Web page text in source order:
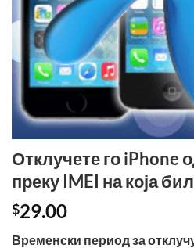
Отклучете го iPhone
преку IMEI на која
$29.00
Временски период за